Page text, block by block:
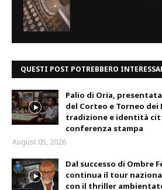
QUESTI POST POTREBBERO
Palio di Oria,
del Corteo e Torneo dei
tradizione e identità
conferenza stampa
August 05, 2026
Dal successo di Ombre
continua il tour
con il thriller